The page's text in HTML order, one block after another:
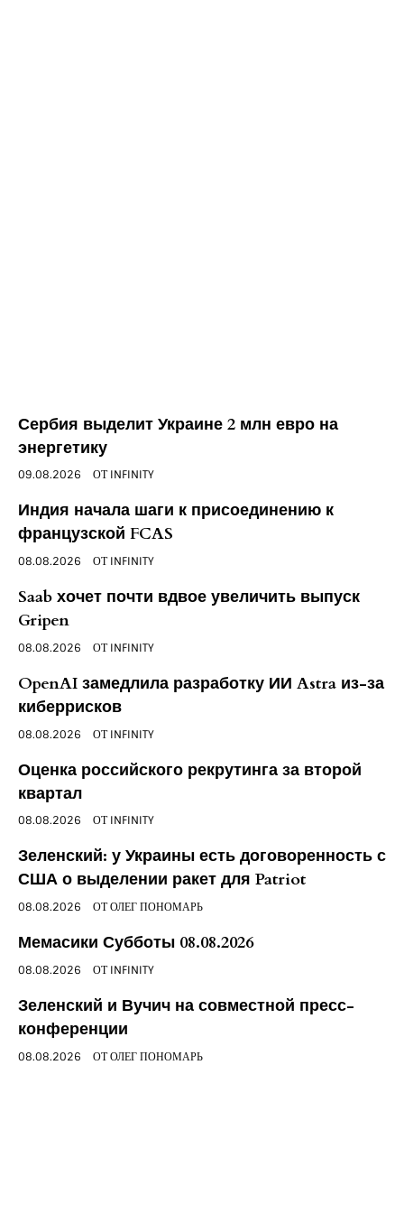
Сербия выделит Украине 2 млн евро на
энергетику
09.08.2026 ОТINFINITY
Индия начала шаги к присоединению к
французской FCAS
08.08.2026 ОТINFINITY
Saab хочет почти вдвое увеличить выпуск
Gripen
08.08.2026 ОТINFINITY
OpenAI замедлила разработку ИИ Astra из-за
киберрисков
08.08.2026 ОТINFINITY
Оценка российского рекрутинга за второй
квартал
08.08.2026 ОТINFINITY
Зеленский: у Украины есть договоренность с
США о выделении ракет для Patriot
08.08.2026 ОТОЛЕГ ПОНОМАРЬ
Мемасики Субботы 08.08.2026
08.08.2026 ОТINFINITY
Зеленский и Вучич на совместной пресс-
конференции
08.08.2026 ОТОЛЕГ ПОНОМАРЬ